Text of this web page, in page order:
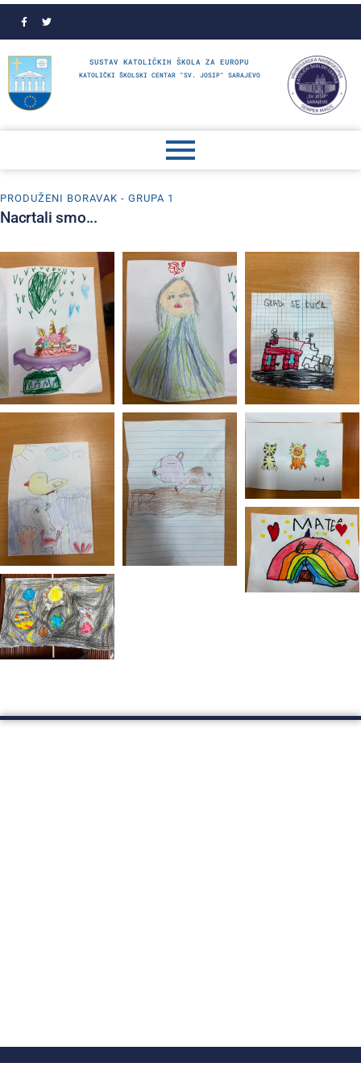
SUSTAV KATOLIČKIH ŠKOLA ZA EUROPU
KATOLIČKI ŠKOLSKI CENTAR "SV. JOSIP" SARAJEVO
PRODUŽENI BORAVAK - GRUPA 1
Nacrtali smo...